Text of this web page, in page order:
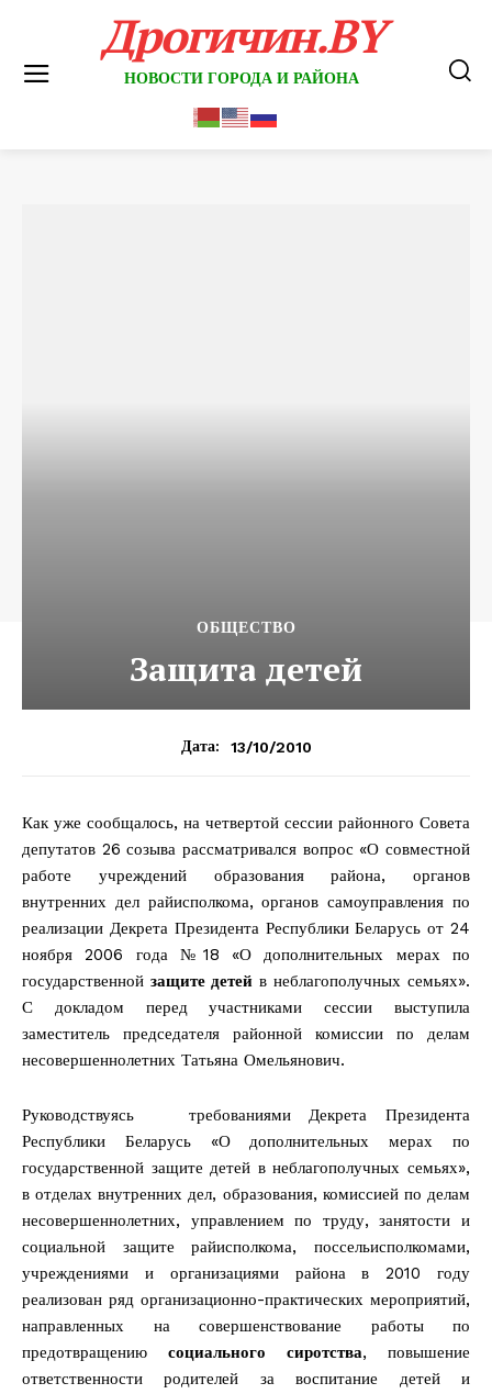
Дрогичин.BY
НОВОСТИ ГОРОДА И РАЙОНА
ОБЩЕСТВО
Защита детей
Дата: 13/10/2010
Как уже сообщалось, на четвертой сессии районного Совета
депутатов 26 созыва рассматривался вопрос «О совместной
работе учреждений образования района, органов
внутренних дел райисполкома, органов самоуправления по
реализации Декрета Президента Республики Беларусь от 24
ноября 2006 года №18 «О дополнительных мерах по
государственной защите детей в неблагополучных семьях».
С докладом перед участниками сессии выступила
заместитель председателя районной комиссии по делам
несовершеннолетних Татьяна Омельянович.
Руководствуясь требованиями Декрета Президента
Республики Беларусь «О дополнительных мерах по
государственной защите детей в неблагополучных семьях»,
в отделах внутренних дел, образования, комиссией по делам
несовершеннолетних, управлением по труду, занятости и
социальной защите райисполкома, поссельисполкомами,
учреждениями и организациями района в 2010 году
реализован ряд организационно-практических мероприятий,
направленных на совершенствование работы по
предотвращениюсоциального сиротства, повышение
ответственности родителей за воспитание детей и